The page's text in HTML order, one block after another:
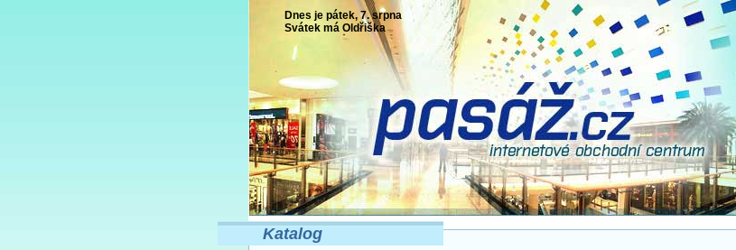
Dnes je pátek, 7. srpna
Svátek má Oldřiška
Katalog